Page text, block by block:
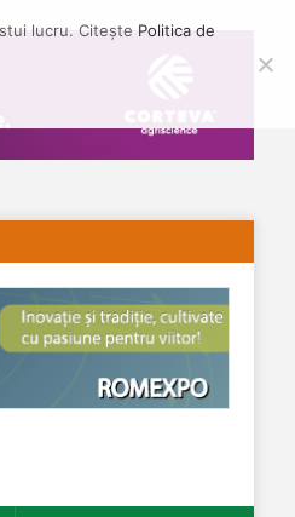
lucru. Citește Politica de